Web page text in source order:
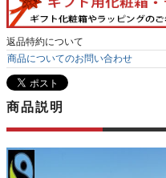
返品特約について
商品についてのお問い合わせ
商品説明